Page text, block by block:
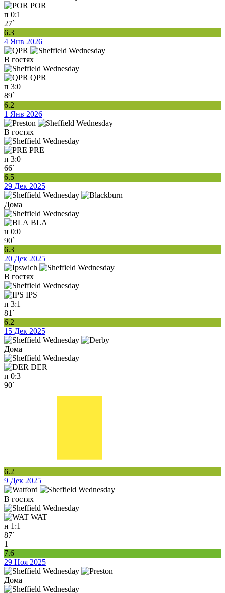
POR
п 0:1
27`
6.3
4 Янв 2026
В гостях
QPR
п 3:0
89`
6.2
1 Янв 2026
В гостях
PRE
п 3:0
66`
6.5
29 Дек 2025
Дома
BLA
н 0:0
90`
6.3
20 Дек 2025
В гостях
IPS
п 3:1
81`
6.2
15 Дек 2025
Дома
DER
п 0:3
90`
6.2
9 Дек 2025
В гостях
WAT
н 1:1
87`
1
7.6
29 Ноя 2025
Дома